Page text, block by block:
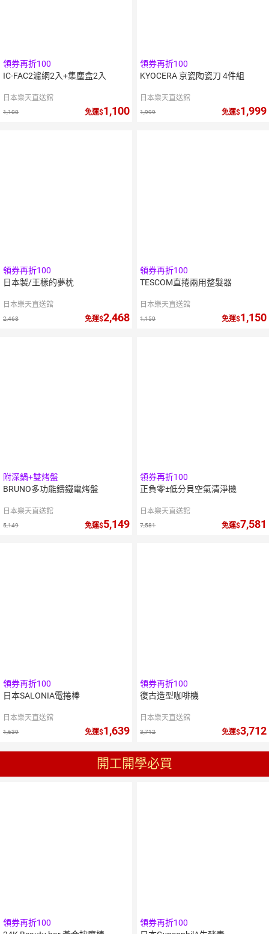
領券再折100
IC-FAC2濾網2入+集塵盒2入
日本樂天直送館
1,100 免運 1,100
領券再折100
KYOCERA 京瓷陶瓷刀 4件組
日本樂天直送館
1,999 免運 1,999
領券再折100
日本製/王樣的夢枕
日本樂天直送館
2,468 免運 2,468
領券再折100
TESCOM直捲兩用整髮器
日本樂天直送館
1,150 免運 1,150
附深鍋+雙烤盤
BRUNO多功能鑄鐵電烤盤
日本樂天直送館
5,149 免運 5,149
領券再折100
正負零±低分貝空氣清淨機
日本樂天直送館
7,581 免運 7,581
領券再折100
日本SALONIA電捲棒
日本樂天直送館
1,639 免運 1,639
領券再折100
復古造型咖啡機
日本樂天直送館
3,712 免運 3,712
開工開學必買
領券再折100
領券再折100